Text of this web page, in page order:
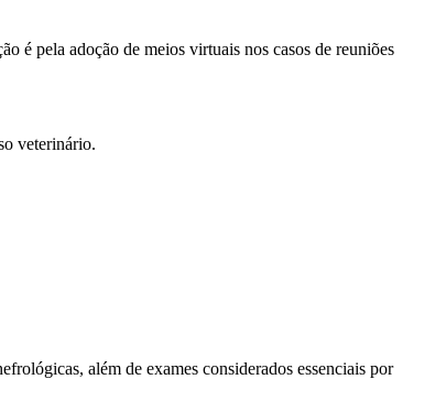
é pela adoção de meios virtuais nos casos de reuniões
veterinário.
além de exames considerados essenciais por